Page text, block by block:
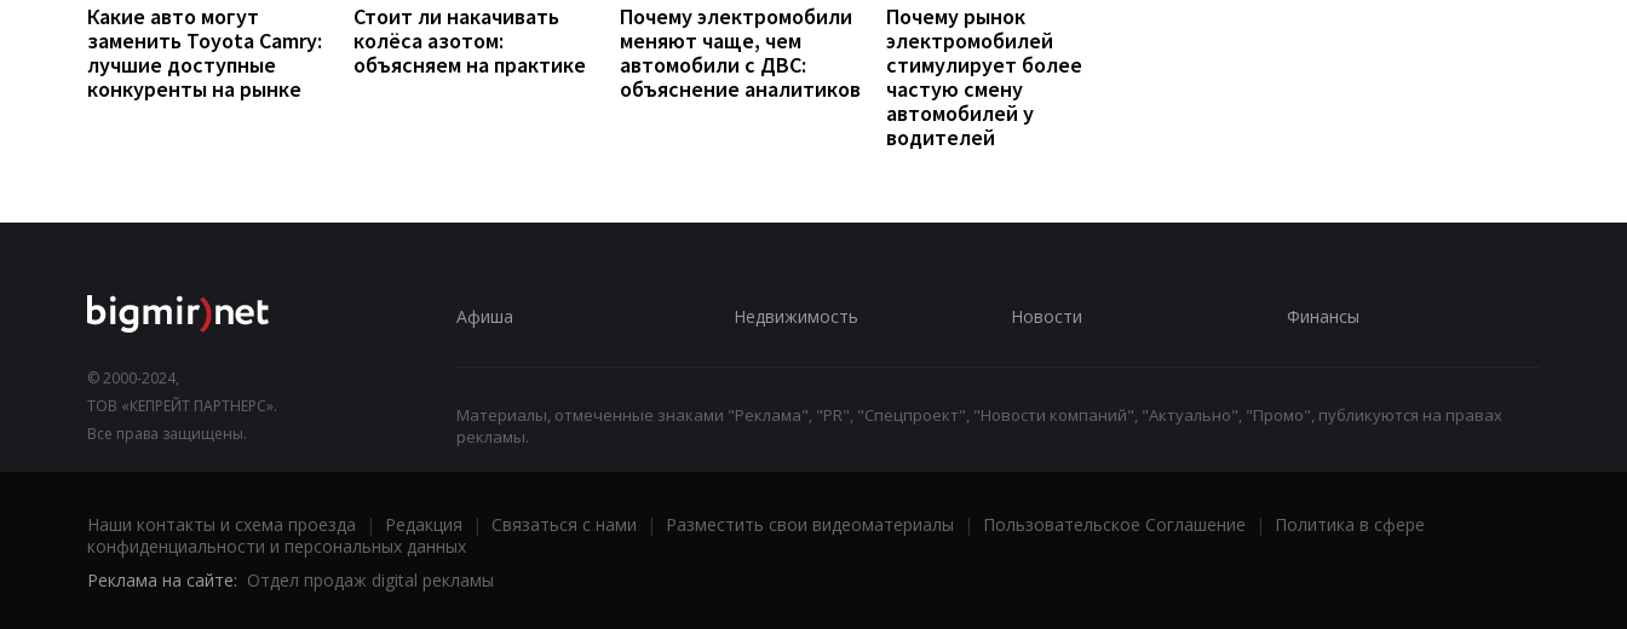
Какие авто могут
заменить Toyota Camry:
лучшие доступные
конкуренты на рынке
Стоит ли накачивать
колёса азотом:
объясняем на практике
Почему электромобили
меняют чаще, чем
автомобили с ДВС:
объяснение аналитиков
Почему рынок
электромобилей
стимулирует более
частую смену
автомобилей у
водителей
© 2000-2024,
ТОВ «КЕПРЕЙТ ПАРТНЕРС».
Все права защищены.
Афиша Недвижимость Новости Финансы
Материалы, отмеченные знаками "Реклама", "PR", "Спецпроект", "Новости компаний", "Актуально", "Промо", публикуются на правах
рекламы.
Наши контакты и схема проезда | Редакция | Связаться с нами | Разместить свои видеоматериалы | Пользовательское Соглашение |
Политика в сфере
конфиденциальности и персональных данных
Реклама на сайте: Отдел продаж digital рекламы